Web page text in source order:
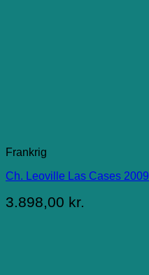
Frankrig
Ch. Leoville Las Cases 2009
3.898,00 kr.